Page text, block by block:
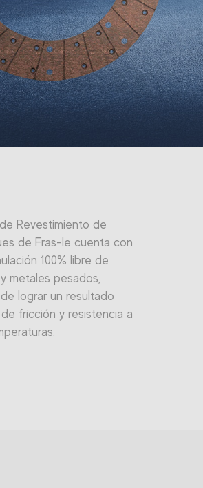
Revestimiento de
de Fras-le cuenta con
100% libre de
metales pesados,
lograr un resultado
fricción y resistencia a